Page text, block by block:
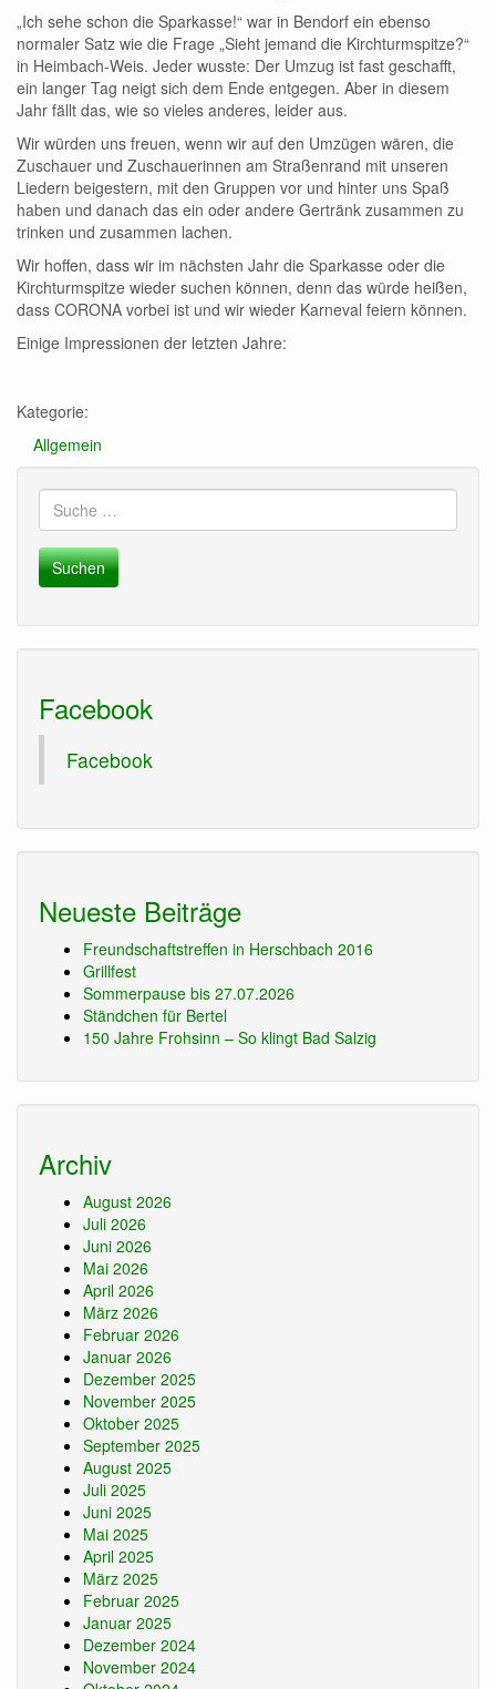
„Ich sehe schon die Sparkasse!“ war in Bendorf ein ebenso
normaler Satz wie die Frage „Sieht jemand die Kirchturmspitze?“
in Heimbach-Weis. Jeder wusste: Der Umzug ist fast geschafft,
ein langer Tag neigt sich dem Ende entgegen. Aber in diesem
Jahr fällt das, wie so vieles anderes, leider aus.
Wir würden uns freuen, wenn wir auf den Umzügen wären, die
Zuschauer und Zuschauerinnen am Straßenrand mit unseren
Liedern beigestern, mit den Gruppen vor und hinter uns Spaß
haben und danach das ein oder andere Gertränk zusammen zu
trinken und zusammen lachen.
Wir hoffen, dass wir im nächsten Jahr die Sparkasse oder die
Kirchturmspitze wieder suchen können, denn das würde heißen,
dass CORONA vorbei ist und wir wieder Karneval feiern können.
Einige Impressionen der letzten Jahre:
Kategorie:
Allgemein
Suche
nach:
Facebook
Facebook
Neueste Beiträge
Freundschaftstreffen in Herschbach 2016
Grillfest
Sommerpause bis 27.07.2026
Ständchen für Bertel
150 Jahre Frohsinn – So klingt Bad Salzig
Archiv
August 2026
Juli 2026
Juni 2026
Mai 2026
April 2026
März 2026
Februar 2026
Januar 2026
Dezember 2025
November 2025
Oktober 2025
September 2025
August 2025
Juli 2025
Juni 2025
Mai 2025
April 2025
März 2025
Februar 2025
Januar 2025
Dezember 2024
November 2024